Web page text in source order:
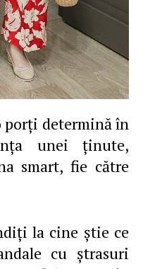
porţi determină în
unei ţinute,
smart, fie către
la cine ştie ce
cu ştrasuri